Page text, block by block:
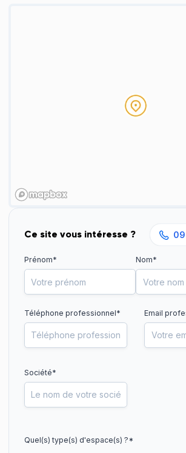
Ce site vous intéresse ? 09
Prénom* Nom*
Téléphone professionnel* Email
Société*
Quel(s) type(s) d'espace(s) ?*